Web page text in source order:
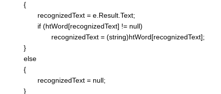
{
recognizedText = e.Result.Text;
if (htWord[recognizedText] != null)
recognizedText = (string)htWord[recognizedText];
}
else
{
recognizedText = null;
}